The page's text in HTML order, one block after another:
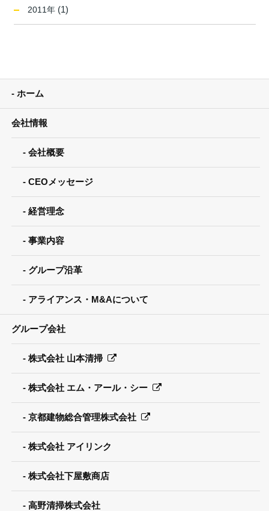
2011年 (1)
ホーム
会社情報
会社概要
CEOメッセージ
経営理念
事業内容
グループ沿革
アライアンス・M&Aについて
グループ会社
株式会社 山本清掃
株式会社 エム・アール・シー
京都建物総合管理株式会社
株式会社 アイリンク
株式会社下屋敷商店
高野清掃株式会社